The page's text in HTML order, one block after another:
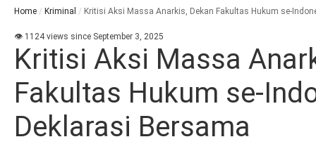
Home / Kriminal / Kritisi Aksi Massa Anarkis, Dekan Fakultas Hukum se-
👁 1124 views since September 3, 2025
Kritisi Aksi Massa
Fakultas Hukum se-
Deklarasi Bersama